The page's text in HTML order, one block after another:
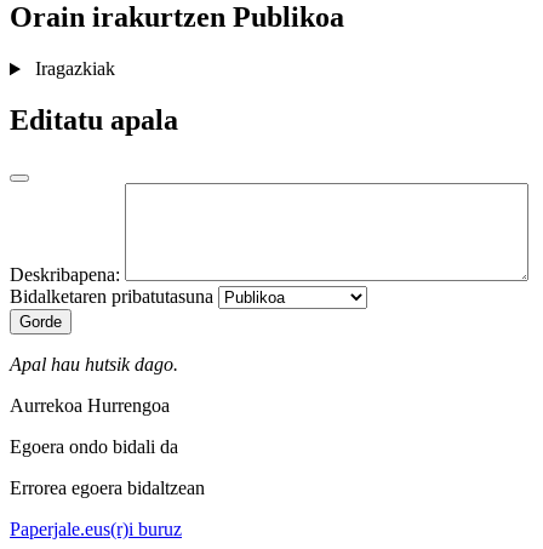
Orain irakurtzen Publikoa
Iragazkiak
Editatu apala
Deskribapena:
Bidalketaren pribatutasuna
Gorde
Apal hau hutsik dago.
Aurrekoa Hurrengoa
Egoera ondo bidali da
Errorea egoera bidaltzean
Paperjale.eus(r)i buruz